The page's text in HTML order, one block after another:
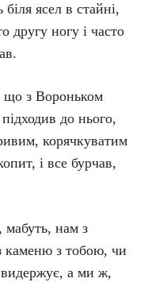
ясел в стайні,
другу ногу і часто
що з Вороньком
до нього,
корячкуватим
і все бурчав,
нам з
з тобою, чи
видержує, а ми ж,